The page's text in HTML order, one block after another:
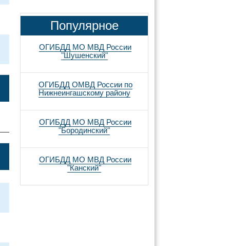
Популярное
ОГИБДД МО МВД России
"Шушенский"
ОГИБДД ОМВД России по
Нижнеингашскому району
ОГИБДД МО МВД России
"Бородинский"
ОГИБДД МО МВД России
"Канский"